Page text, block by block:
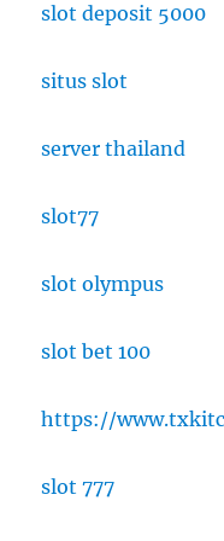
slot deposit 5000
situs slot
server thailand
slot77
slot olympus
slot bet 100
https://
slot 777